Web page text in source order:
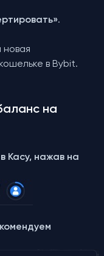
.
в Bybit.
на
Касу, нажав на